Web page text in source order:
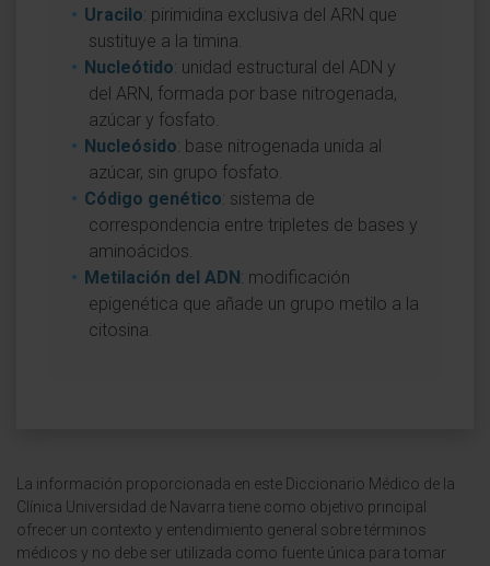
Uracilo: pirimidina exclusiva del ARN que
sustituye a la timina.
Nucleótido: unidad estructural del ADN y
del ARN, formada por base nitrogenada,
azúcar y fosfato.
Nucleósido: base nitrogenada unida al
azúcar, sin grupo fosfato.
Código genético: sistema de
correspondencia entre tripletes de bases y
aminoácidos.
Metilación del ADN: modificación
epigenética que añade un grupo metilo a la
citosina.
La información proporcionada en este Diccionario Médico de la
Clínica Universidad de Navarra tiene como objetivo principal
ofrecer un contexto y entendimiento general sobre términos
médicos y no debe ser utilizada como fuente única para tomar